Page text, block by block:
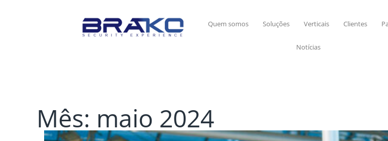
Quem somos Soluções Verticais Clientes
Notícias
Mês: maio 2024